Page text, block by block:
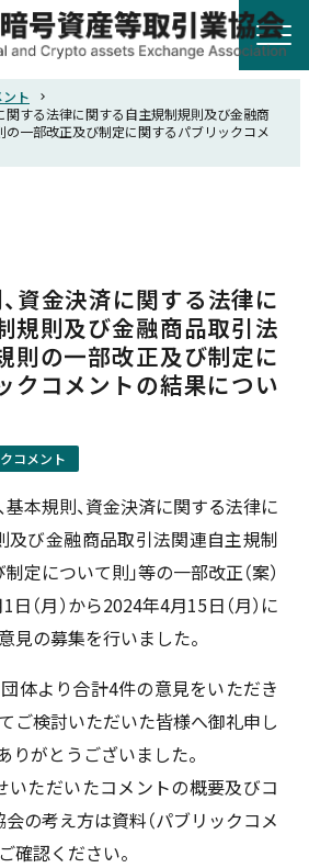
会員ログイン
ト
関する法律に関する自主規制規則及び金融商
の一部改正及び制定に関するパブリックコメ
資金決済に関する法律に
規則及び金融商品取引法
則の一部改正及び制定に
クコメントの結果につい
コメント
基本規則、資金決済に関する法律に
及び金融商品取引法関連自主規制
定について則」等の一部改正（案）
（月）から2024年4月15日（月）に
見の募集を行いました。
団体より合計4件の意見をいただき
ご検討いただいた皆様へ御礼申し
りがとうございました。
いただいたコメントの概要及びコ
の考え方は資料（パブリックコメ
確認ください。